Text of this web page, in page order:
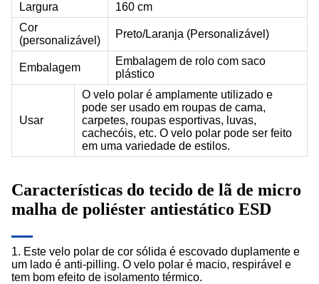
Largura
160 cm
Cor
(personalizável)
Preto/Laranja (Personalizável)
Embalagem
Embalagem de rolo com saco
plástico
Usar
O velo polar é amplamente utilizado e
pode ser usado em roupas de cama,
carpetes, roupas esportivas, luvas,
cachecóis, etc. O velo polar pode ser feito
em uma variedade de estilos.
Características do tecido de lã de micro
malha de poliéster antiestático ESD
1. Este velo polar de cor sólida é escovado duplamente e
um lado é anti-pilling. O velo polar é macio, respirável e
tem bom efeito de isolamento térmico.